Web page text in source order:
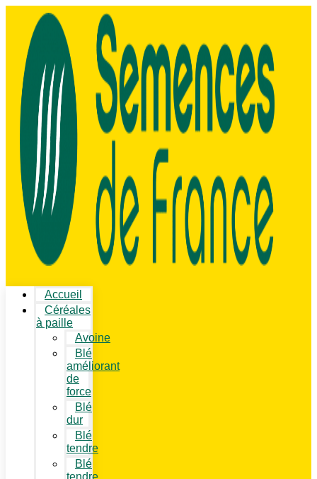
Accueil
Céréales
à paille
Avoine
Blé
améliorant
de
force
Blé
dur
Blé
tendre
Blé
tendre